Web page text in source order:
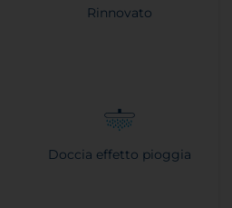
Rinnovato
Doccia effetto pioggia